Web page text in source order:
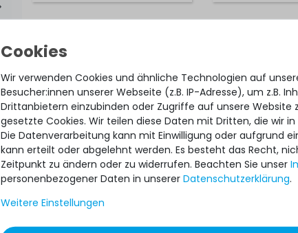
HPE Apollo 4200 Gen9
Support mit 4h
Reaktionszeit und Vor-Ort-
Service
Business-
5x9 Vor-
Wir verwenden Cookies und ähnliche Technologien auf
Besucher:innen unserer Webseite (z.B. IP-Adresse), um z.B.
Drittanbietern einzubinden oder Zugriffe auf unsere
gesetzte Cookies. Wir teilen diese Daten mit Dritten, die wir
Die Datenverarbeitung kann mit Einwilligung oder aufgrund
kann erteilt oder abgelehnt werden. Es besteht das Recht,
Zeitpunkt zu ändern oder zu widerrufen. Beachten Sie unser
personenbezogener Daten in unserer Daten­schutz­erklärung.
Weitere Einstellungen